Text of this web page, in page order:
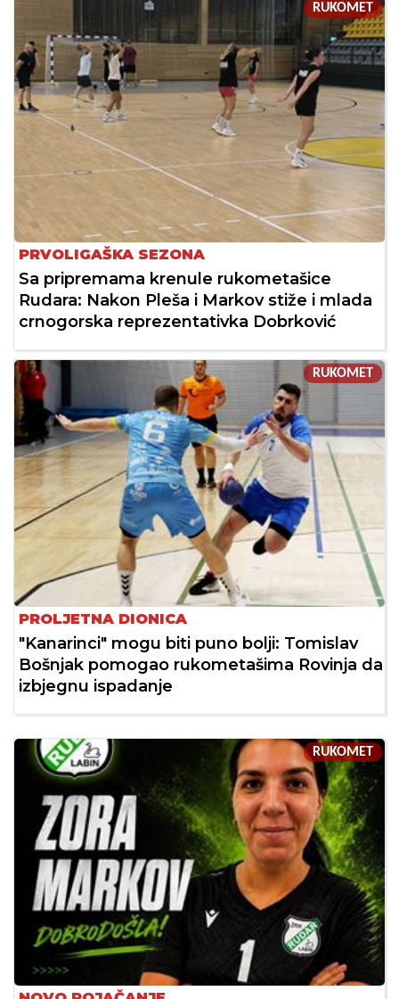
RUKOMET
PRVOLIGAŠKA SEZONA
Sa pripremama krenule rukometašice
Rudara: Nakon Pleša i Markov stiže i mlada
crnogorska reprezentativka Dobrković
RUKOMET
PROLJETNA DIONICA
"Kanarinci" mogu biti puno bolji: Tomislav
Bošnjak pomogao rukometašima Rovinja da
izbjegnu ispadanje
RUKOMET